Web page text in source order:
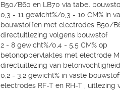
B50/B60 en LB70 via tabel
0,3 - 11 gewicht%/0,3 - 10 CM% in
bouwstoffen met electrodes B50/
directuitlezing volgens bouwstof
2 - 8 gewicht%/0,4 - 5,5 CM% op
betonoppervlaktes met electrode
directuitlezing van betonvochtigheid
0,2 - 3,2 gewicht% in vaste
electrodes RF-T en RH-T , uitlezing